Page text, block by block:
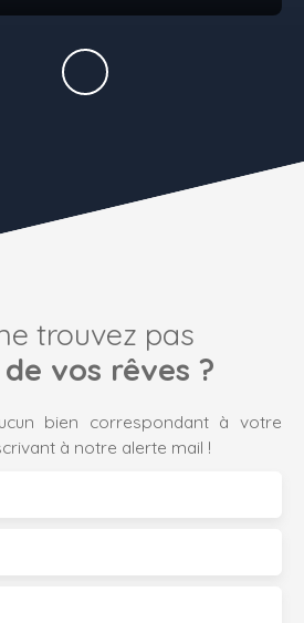
trouvez pas
vos rêves ?
bien correspondant à votre
à notre alerte mail !